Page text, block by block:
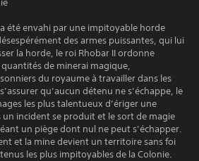
été envahi par une impitoyable horde
des armes puissantes, qui lui
la horde, le roi Rhobar II ordonne
quantités de minerai magique,
du royaume à travailler dans les
qu’aucun détenu ne s’échappe, le
les plus talentueux d’ériger une
incident se produit et le sort de magie
un piège dont nul ne peut s’échapper.
et la mine devient un territoire sans foi
les plus impitoyables de la Colonie.